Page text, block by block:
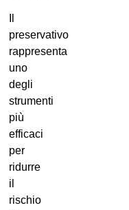
preservativo
rappresenta
uno
degli
strumenti
più
efficaci
per
ridurre
il
rischio